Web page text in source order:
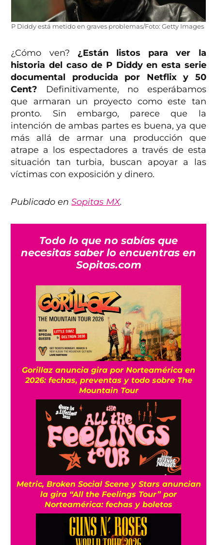
P Diddy está metido en graves problemas/Foto: Getty Images
¿Cómo ven? ¿Están listos para ver la
historia del caso de P Diddy en esta serie
documental producida por Netflix y 50
Cent? Definitivamente, no esperábamos
que armaran un proyecto como este tan
pronto. Sin embargo, parece que la
intención de ambas partes es buena, ya que
más allá de armar una producción que
atrape a los espectadores a través de esta
situación tan turbia, buscan apoyar a las
víctimas con exposición y dinero.
Publicado enSopitas MX.
Todo lo que no sabías que
necesitas saber lo encuentras en
Sopitas.com
Gorillaz anuncia gira por Norteamérica en
2026: fechas, preventas y todo sobre The
Mountain Tour
Metric, Broken Social Scene y Stars anuncian
la gira “All the Feelings Tour” por
Norteamérica: fechas y boletos